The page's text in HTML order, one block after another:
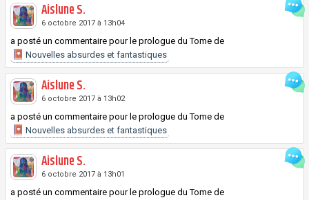
Aislune S.
6 octobre 2017 à 13h04
a posté un commentaire pour le prologue duTome de
Nouvelles absurdes et fantastiques
Aislune S.
6 octobre 2017 à 13h02
a posté un commentaire pour le prologue duTome de
Nouvelles absurdes et fantastiques
Aislune S.
6 octobre 2017 à 13h01
a posté un commentaire pour le prologue duTome de